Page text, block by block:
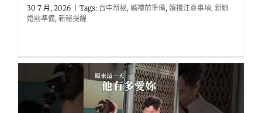
30 7 月, 2026 Tags: 台中新秘, 婚禮前準備, 婚禮注意事項, 新娘
婚前準備, 新秘提醒